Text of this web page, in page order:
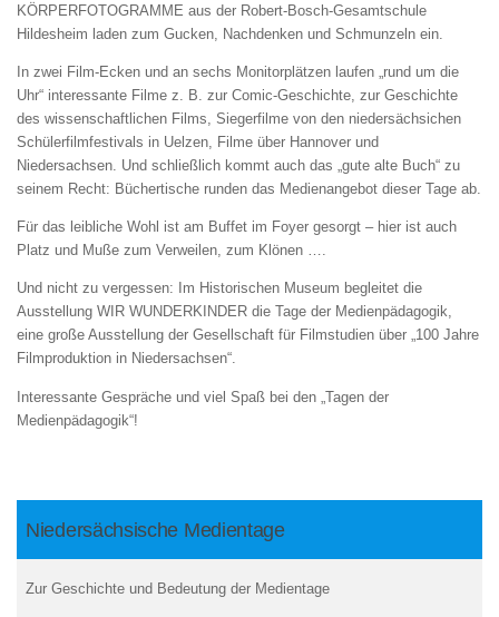
KÖRPERFOTOGRAMME aus der Robert-Bosch-Gesamtschule
Hildesheim laden zum Gucken, Nachdenken und Schmunzeln ein.
In zwei Film-Ecken und an sechs Monitorplätzen laufen „rund um die
Uhr“ interessante Filme z. B. zur Comic-Geschichte, zur Geschichte
des wissenschaftlichen Films, Siegerfilme von den niedersächsichen
Schülerfilmfestivals in Uelzen, Filme über Hannover und
Niedersachsen. Und schließlich kommt auch das „gute alte Buch“ zu
seinem Recht: Büchertische runden das Medienangebot dieser Tage ab.
Für das leibliche Wohl ist am Buffet im Foyer gesorgt – hier ist auch
Platz und Muße zum Verweilen, zum Klönen ….
Und nicht zu vergessen: Im Historischen Museum begleitet die
Ausstellung WIR WUNDERKINDER die Tage der Medienpädagogik,
eine große Ausstellung der Gesellschaft für Filmstudien über „100 Jahre
Filmproduktion in Niedersachsen“.
Interessante Gespräche und viel Spaß bei den „Tagen der
Medienpädagogik“!
Niedersächsische Medientage
Zur Geschichte und Bedeutung der Medientage